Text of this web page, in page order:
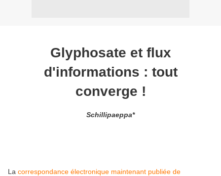
Glyphosate et flux
d'informations : tout
converge !
Schillipaeppa*
La correspondance électronique maintenant publiée de